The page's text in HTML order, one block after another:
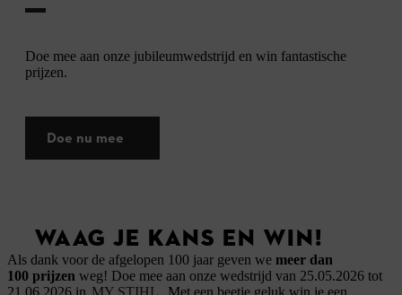
Doe mee aan onze jubileumwedstrijd en win fantastische
prijzen.
Doe nu mee
WAAG JE KANS EN WIN!
Als dank voor de afgelopen 100 jaar geven we meer dan
100 prijzen weg! Doe mee aan onze wedstrijd van 25.05.2026 tot
21.06.2026 in MY STIHL . Met een beetje geluk win je een